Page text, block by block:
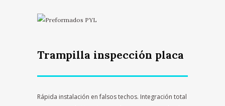
Trampilla inspección placa
Rápida instalación en falsos techos. Integración total